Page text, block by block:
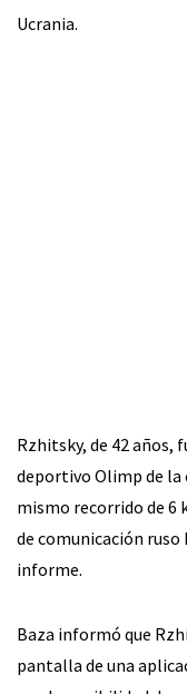
Ucrania.
Rzhitsky, de 42 años,
deportivo Olimp de la
mismo recorrido de 6
de comunicación ruso
informe.
Baza informó que
pantalla de una